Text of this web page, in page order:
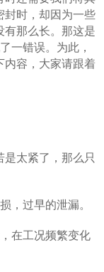
封时，却因为一些
有那么长。那这是
一错误。为此，
内容，大家请跟着
太紧了，那么只
过早的泄漏。
在工况频繁变化